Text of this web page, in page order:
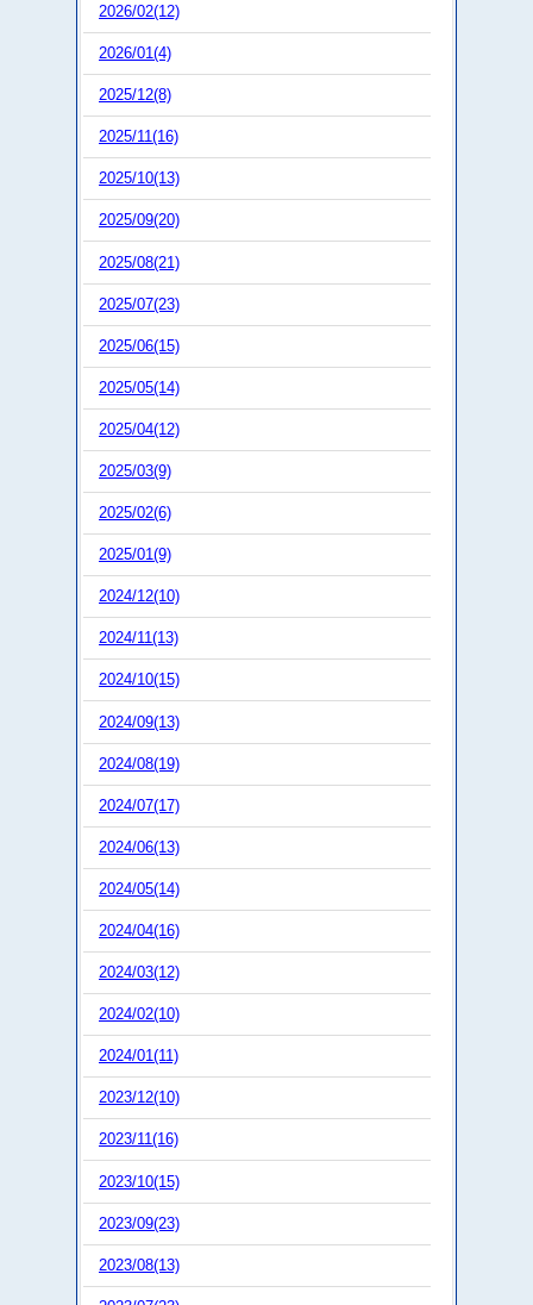
2026/02(12)
2026/01(4)
2025/12(8)
2025/11(16)
2025/10(13)
2025/09(20)
2025/08(21)
2025/07(23)
2025/06(15)
2025/05(14)
2025/04(12)
2025/03(9)
2025/02(6)
2025/01(9)
2024/12(10)
2024/11(13)
2024/10(15)
2024/09(13)
2024/08(19)
2024/07(17)
2024/06(13)
2024/05(14)
2024/04(16)
2024/03(12)
2024/02(10)
2024/01(11)
2023/12(10)
2023/11(16)
2023/10(15)
2023/09(23)
2023/08(13)